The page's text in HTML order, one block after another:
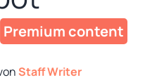
Staff Writer